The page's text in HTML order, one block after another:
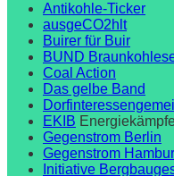
Antikohle-Ticker
ausgeCO2hlt
Buirer für Buir
BUND
Coal Action
Das gelbe Band
EKIB
Gegenstrom Berlin
Gegenstrom
Initiative